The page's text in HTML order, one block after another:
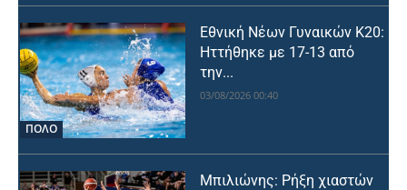
ΠΟΛΟ
Εθνική Νέων Γυναικών Κ20:
Ηττήθηκε με 17-13 από
την...
03/08/2026 00:40
Μπιλιώνης: Ρήξη χιαστών